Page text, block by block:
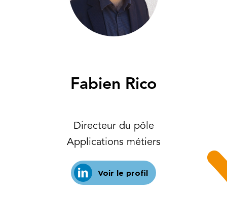
Fabien Rico
Directeur du pôle
Applications métiers
Voir le profil